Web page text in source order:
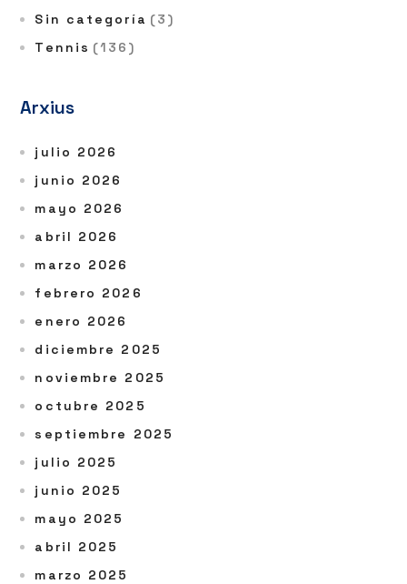
Sin categoría (3)
Tennis (136)
Arxius
julio 2026
junio 2026
mayo 2026
abril 2026
marzo 2026
febrero 2026
enero 2026
diciembre 2025
noviembre 2025
octubre 2025
septiembre 2025
julio 2025
junio 2025
mayo 2025
abril 2025
marzo 2025